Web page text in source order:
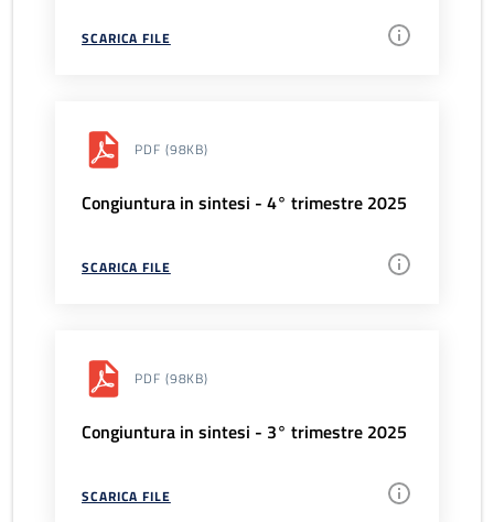
SCARICA FILE
PDF (98KB)
Congiuntura in sintesi - 4° trimestre 2025
SCARICA FILE
PDF (98KB)
Congiuntura in sintesi - 3° trimestre 2025
SCARICA FILE